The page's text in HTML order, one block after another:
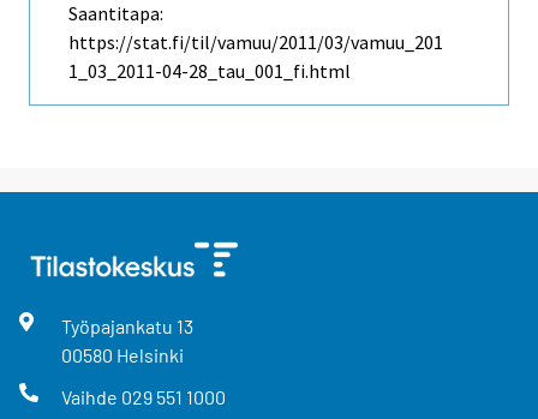
Saantitapa:
https://stat.fi/til/vamuu/2011/03/vamuu_201
1_03_2011-04-28_tau_001_fi.html
Työpajankatu 13
00580 Helsinki
Vaihde 029 551 1000